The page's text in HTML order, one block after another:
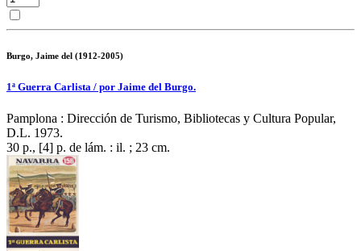
Burgo, Jaime del (1912-2005)
1ª Guerra Carlista / por Jaime del Burgo.
Pamplona : Dirección de Turismo, Bibliotecas y Cultura Popular,
D.L. 1973.
30 p., [4] p. de lám. : il. ; 23 cm.